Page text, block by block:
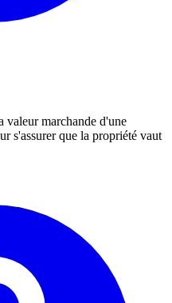
valeur marchande d'une
s'assurer que la propriété vaut